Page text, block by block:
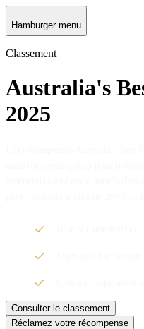
Hamburger menu
Classement
Australia's
2025
Consulter le classement
Réclamez votre récompense